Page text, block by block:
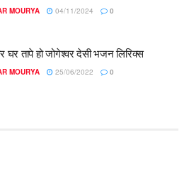
MOURYA 04/11/2024 0
घर तापे हो जोगेश्वर देसी भजन लिरिक्स
MOURYA 25/06/2022 0